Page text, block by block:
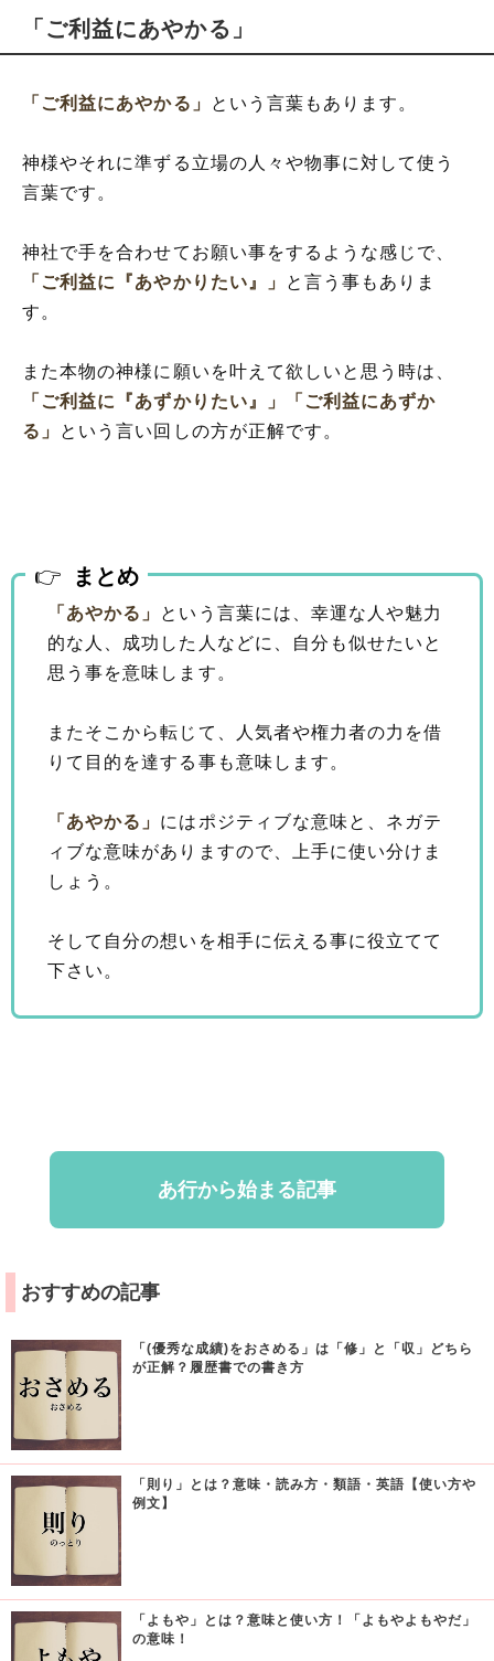
「ご利益にあやかる」
「ご利益にあやかる」 という言葉もあります。
神様やそれに準ずる立場の人々や物事に対して使う
言葉です。
神社で手を合わせてお願い事をするような感じで、
「ご利益に『あやかりたい』」
と言う事もありま
す。
また本物の神様に願いを叶えて欲しいと思う時は、
「ご利益に『あずかりたい』」
「ご利益にあずか
る」
という言い回しの方が正解です。
まとめ
「あやかる」 という言葉には、幸運な人や魅力
的な人、成功した人などに、自分も似せたいと
思う事を意味します。
またそこから転じて、人気者や権力者の力を借
りて目的を達する事も意味します。
「あやかる」 にはポジティブな意味と、ネガテ
ィブな意味がありますので、上手に使い分けま
しょう。
そして自分の想いを相手に伝える事に役立てて
下さい。
あ行から始まる記事
おすすめの記事
「(優秀な成績)をおさめる」は「修」と「収」どちら
が正解？履歴書での書き方
「則り」とは？意味・読み方・類語・英語【使い方や
例文】
「よもや」とは？意味と使い方！「よもやよもやだ」
の意味！